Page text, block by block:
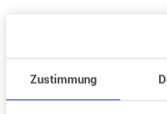
Zustimmung